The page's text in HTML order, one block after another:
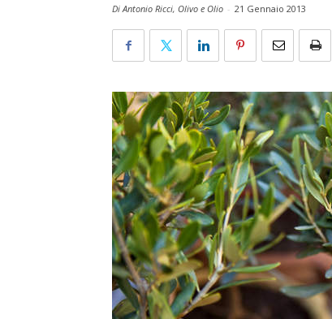
Di Antonio Ricci, Olivo e Olio - 21 Gennaio 2013